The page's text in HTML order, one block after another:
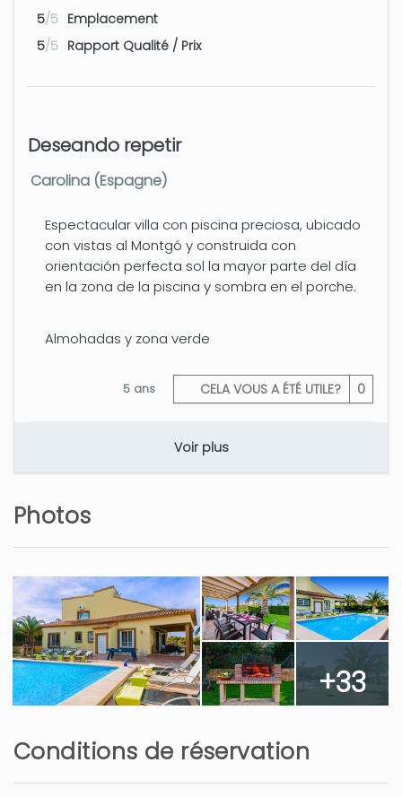
5/5 Emplacement
5/5 Rapport Qualité / Prix
Deseando repetir
Carolina (Espagne)
Espectacular villa con piscina preciosa, ubicado
con vistas al Montgó y construida con
orientación perfecta sol la mayor parte del día
en la zona de la piscina y sombra en el porche.
Almohadas y zona verde
CELA VOUS A ÉTÉ UTILE? 0
5 ans
Voir plus
Photos
+33
Conditions de réservation